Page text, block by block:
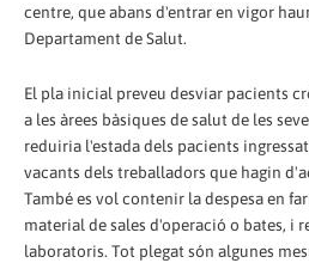
centre, que abans d'entrar en vigor
Departament de Salut.
El pla inicial preveu desviar pacients
a les àrees bàsiques de salut de les
reduiria l'estada dels pacients
vacants dels treballadors que hagin
També es vol contenir la despesa en
material de sales d'operació o bates, i
laboratoris. Tot plegat són algunes